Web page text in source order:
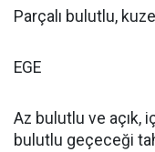
Parçalı bulutlu,
EGE
Az bulutlu ve açık,
bulutlu geçeceği